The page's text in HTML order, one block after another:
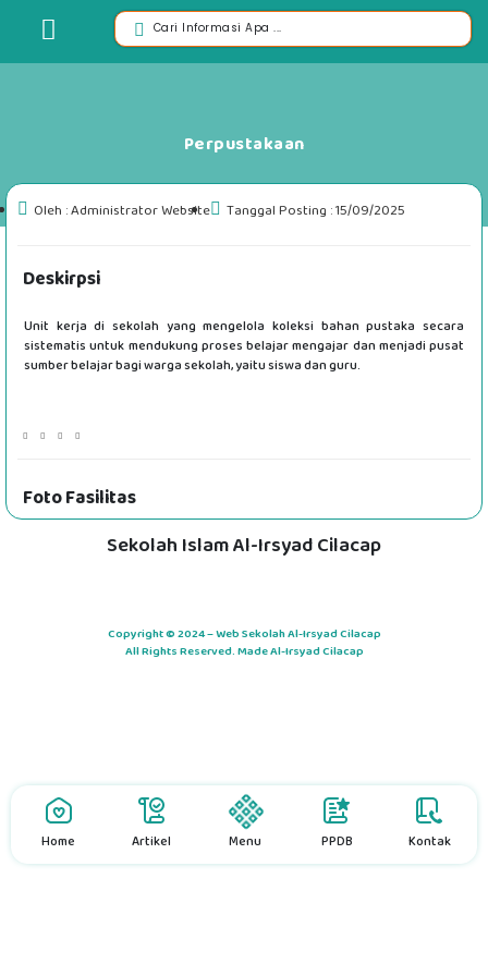
Perpustakaan
Oleh : Administrator Website Tanggal Posting : 15/09/2025
Deskirpsi
Unit kerja di sekolah yang mengelola koleksi bahan pustaka secara
sistematis untuk mendukung proses belajar mengajar dan menjadi pusat
sumber belajar bagi warga sekolah, yaitu siswa dan guru.
Foto Fasilitas
Sekolah Islam Al-Irsyad Cilacap
Copyright © 2024 – Web Sekolah Al-Irsyad Cilacap
All Rights Reserved. Made Al-Irsyad Cilacap
Home Artikel Menu PPDB Kontak